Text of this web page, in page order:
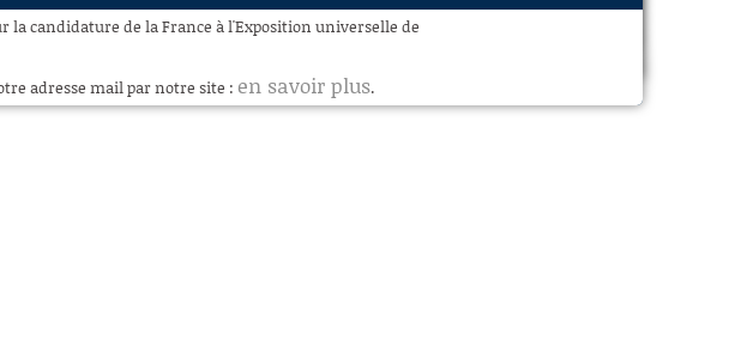
la candidature de la France à l'Exposition universelle de
adresse mail par notre site : en savoir plus.